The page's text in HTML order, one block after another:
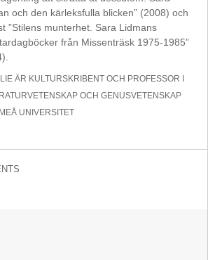
och den kärleksfulla blicken” (2008) och
”Stilens munterhet. Sara Lidmans
från Missenträsk 1975-1985”
ÄR KULTURSKRIBENT OCH PROFESSOR I
OCH GENUSVETENSKAP
UNIVERSITET